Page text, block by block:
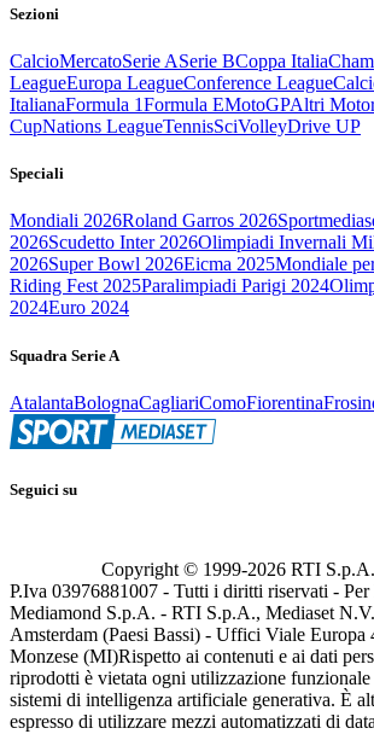
Sezioni
CalcioMercatoSerie ASerie BCoppa Italia
LeagueEuropa LeagueConference League
ItalianaFormula 1Formula EMotoGPAltri
CupNations LeagueTennisSciVolleyDrive UP
Speciali
Mondiali 2026Roland Garros 2026
2026Scudetto Inter 2026Olimpiadi Invernali
2026Super Bowl 2026Eicma 2025Mondiale
Riding Fest 2025Paralimpiadi Parigi 2024
2024Euro 2024
Squadra Serie A
AtalantaBolognaCagliariComoFiorentina
Seguici su
Copyright © 1999-2026 RTI
P.Iva 03976881007 - Tutti i diritti riservati -
Mediamond S.p.A. - RTI S.p.A., Mediaset
Amsterdam (Paesi Bassi) - Uffici Viale Europa
Monzese (MI)Rispetto ai contenuti e ai dati
riprodotti è vietata ogni utilizzazione funzionale
sistemi di intelligenza artificiale generativa. È
espresso di utilizzare mezzi automatizzati di